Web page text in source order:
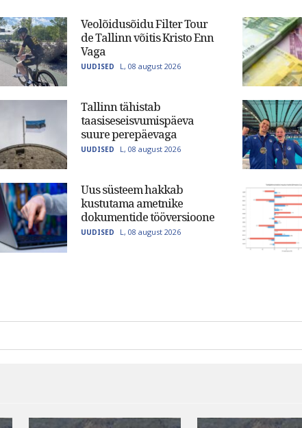
Veolõidusõidu Filter Tour
de Tallinn võitis Kristo Enn
Vaga
UUDISED L, 08 august 2026
Tallinn tähistab
taasiseseisvumispäeva
suure perepäevaga
UUDISED L, 08 august 2026
Uus süsteem hakkab
kustutama ametnike
dokumentide tööversioone
UUDISED L, 08 august 2026